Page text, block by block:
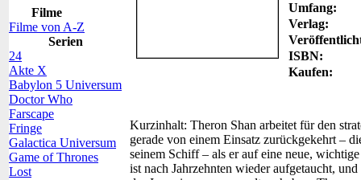
Filme
Filme von A-Z
Serien
24
Akte X
Babylon 5 Universum
Doctor Who
Farscape
Fringe
Galactica Universum
Game of Thrones
Lost
Umfang:
Verlag:
ISBN:
Kaufen:
Kurzinhalt: Theron Shan arbeitet für den
gerade von einem Einsatz zurückgekehrt –
seinem Schiff – als er auf eine neue,
ist nach Jahrzehnten wieder aufgetaucht,